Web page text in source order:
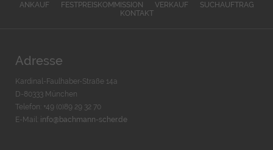
ANKAUF FESTPREISKOMMISSION VERKAUF
SUCHAUFTRAG
KONTAKT
Adresse
Kardinal-Faulhaber-Straße 14a
D-80333 München
Telefon: +49 (0)89 29 32 70
E-Mail: info@bachmann-scher.de